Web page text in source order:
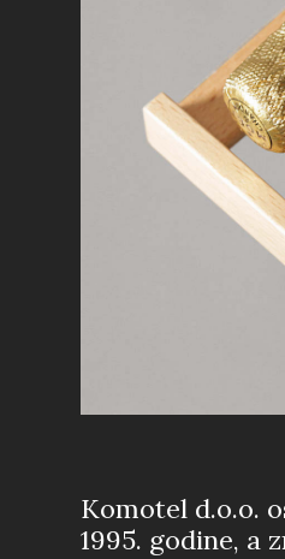
Komotel d.o.o.
1995. godine, a